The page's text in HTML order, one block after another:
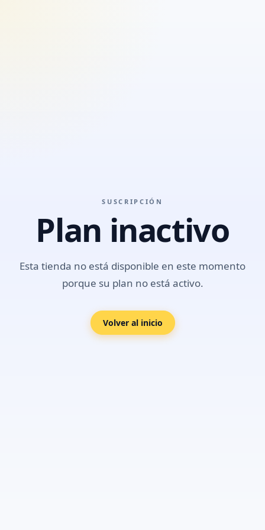
SUSCRIPCIÓN
Plan inactivo
Esta tienda no está disponible en este momento
porque su plan no está activo.
Volver al inicio